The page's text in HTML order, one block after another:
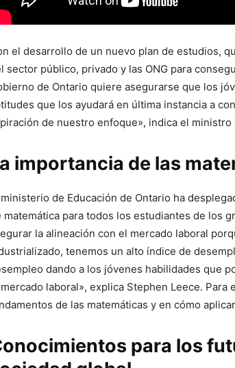
el desarrollo de un nuevo plan de estudios,
sector público, privado y las ONG para
de Ontario quiere asegurarse que los
que los ayudará en última instancia a
de nuestro enfoque», indica el ministro
importancia de las
ministerio de Educación de Ontario ha
matemática para todos los estudiantes de los
la alineación con el mercado laboral
tenemos un alto índice de
dando a los jóvenes habilidades que
laboral», explica Stephen Leece.
de las matemáticas y en cómo
para los